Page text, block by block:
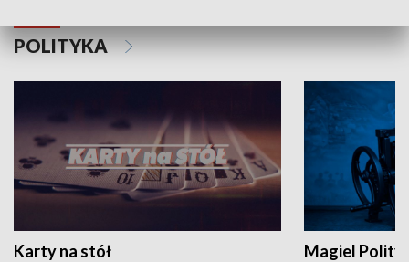
POLITYKA
Karty na stół Magiel